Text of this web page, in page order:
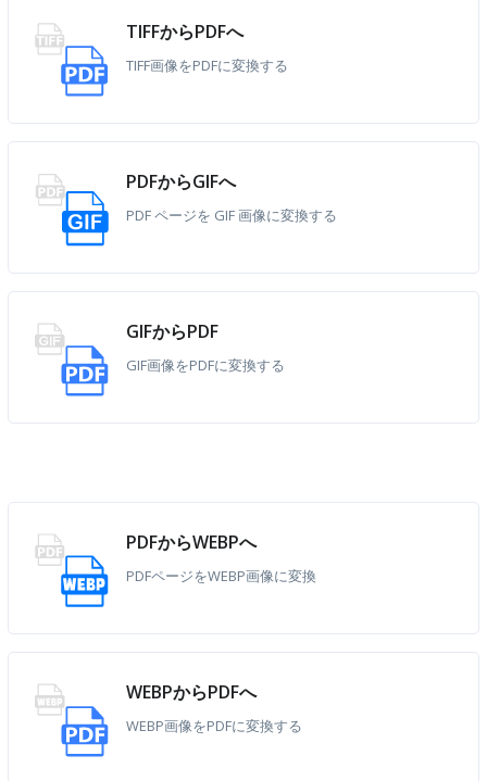
TIFFからPDFへ
TIFF画像をPDFに変換する
PDFからGIFへ
PDF ページを GIF 画像に変換する
GIFからPDF
GIF画像をPDFに変換する
PDFからWEBPへ
PDFページをWEBP画像に変換
WEBPからPDFへ
WEBP画像をPDFに変換する